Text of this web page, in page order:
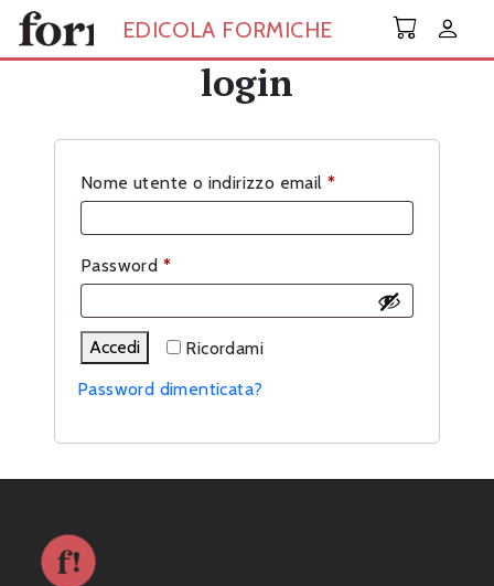
Skip to main content
EDICOLA FORMICHE
login
Nome utente o indirizzo email *Richiesto
Password *Richiesto
Ricordami
Accedi
Password dimenticata?